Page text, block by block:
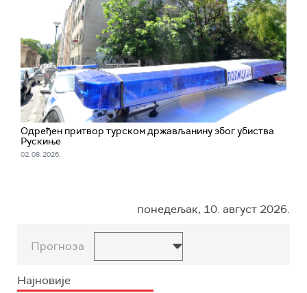
Одређен притвор турском држављанину због убиства
Рускиње
02. 08. 2026.
понедељак, 10. август 2026.
Прогноза
Најновије